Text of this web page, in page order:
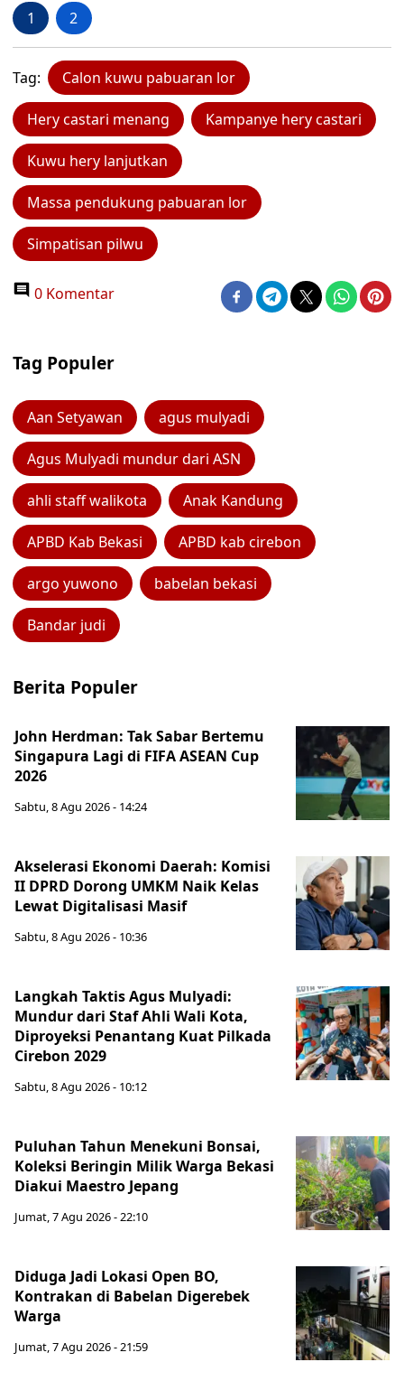
1 2
Tag: Calon kuwu pabuaran lor
Hery castari menang Kampanye hery castari
Kuwu hery lanjutkan
Massa pendukung pabuaran lor
Simpatisan pilwu
0 Komentar
Tag Populer
Aan Setyawan agus mulyadi
Agus Mulyadi mundur dari ASN
ahli staff walikota Anak Kandung
APBD Kab Bekasi APBD kab cirebon
argo yuwono babelan bekasi
Bandar judi
Berita Populer
John Herdman: Tak Sabar Bertemu
Singapura Lagi di FIFA ASEAN Cup
2026
Sabtu, 8 Agu 2026 - 14:24
Akselerasi Ekonomi Daerah: Komisi
II DPRD Dorong UMKM Naik Kelas
Lewat Digitalisasi Masif
Sabtu, 8 Agu 2026 - 10:36
Langkah Taktis Agus Mulyadi:
Mundur dari Staf Ahli Wali Kota,
Diproyeksi Penantang Kuat Pilkada
Cirebon 2029
Sabtu, 8 Agu 2026 - 10:12
Puluhan Tahun Menekuni Bonsai,
Koleksi Beringin Milik Warga Bekasi
Diakui Maestro Jepang
Jumat, 7 Agu 2026 - 22:10
Diduga Jadi Lokasi Open BO,
Kontrakan di Babelan Digerebek
Warga
Jumat, 7 Agu 2026 - 21:59